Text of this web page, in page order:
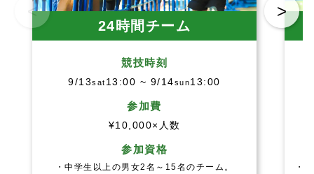
<
24時間チーム
競技時刻
9/13sat 13:00 ~ 9/14sun13:00
参加費
¥10,000×人数
参加資格
・中学生以上の男女2名～15名のチーム。
・
>